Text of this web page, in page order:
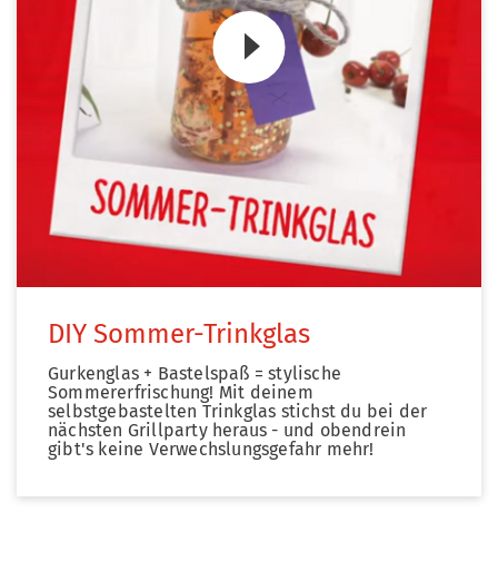
Zum Video
DIY Sommer-Trinkglas
Gurkenglas + Bastelspaß = stylische
Sommererfrischung! Mit deinem
selbstgebastelten Trinkglas stichst du bei der
nächsten Grillparty heraus - und obendrein
gibt's keine Verwechslungsgefahr mehr!